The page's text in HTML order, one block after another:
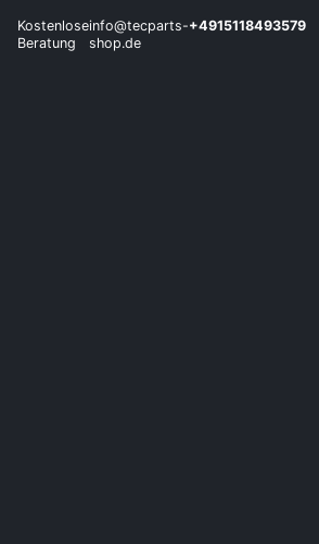
Kostenlose
Beratung
info@tecparts-
shop.de
+4915118493579